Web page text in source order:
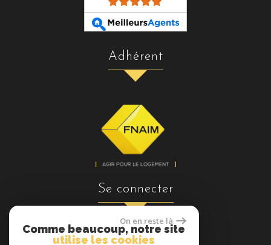
adhérent
se connecter
On en reste là
Comme beaucoup, notre site
utilise les cookies